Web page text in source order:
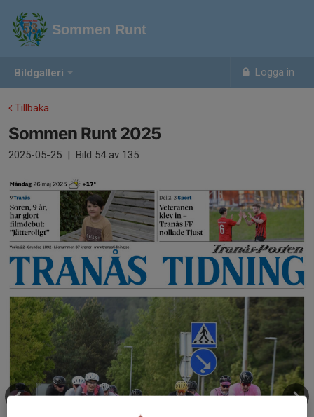
Bildgalleri Logga in
Sommen Runt
Tillbaka
Sommen Runt 2025
2025-05-25 | Bild 54av 135